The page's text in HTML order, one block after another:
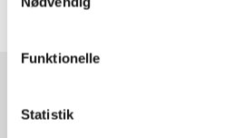
Funktionelle
Statistik
Artikler med samme